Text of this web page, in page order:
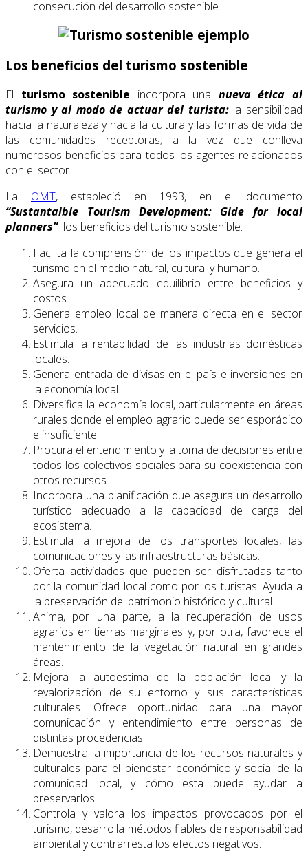
consecución del desarrollo sostenible.
Los beneficios del turismo sostenible
El turismo sostenible incorpora una nueva ética al
turismo y al modo de actuar del turista:la sensibilidad
hacia la naturaleza y hacia la cultura y las formas de vida de
las comunidades receptoras; a la vez que conlleva
numerosos beneficios para todos los agentes relacionados
con el sector.
La OMT, estableció en 1993, en el documento
“Sustantaible Tourism Development: Gide for local
planners”los beneficios del turismo sostenible:
Facilita la comprensión de los impactos que genera el
turismo en el medio natural, cultural y humano.
Asegura un adecuado equilibrio entre beneficios y
costos.
Genera empleo local de manera directa en el sector
servicios.
Estimula la rentabilidad de las industrias domésticas
locales.
Genera entrada de divisas en el país e inversiones en
la economía local.
Diversifica la economía local, particularmente en áreas
rurales donde el empleo agrario puede ser esporádico
e insuficiente.
Procura el entendimiento y la toma de decisiones entre
todos los colectivos sociales para su coexistencia con
otros recursos.
Incorpora una planificación que asegura un desarrollo
turístico adecuado a la capacidad de carga del
ecosistema.
Estimula la mejora de los transportes locales, las
comunicaciones y las infraestructuras básicas.
Oferta actividades que pueden ser disfrutadas tanto
por la comunidad local como por los turistas. Ayuda a
la preservación del patrimonio histórico y cultural.
Anima, por una parte, a la recuperación de usos
agrarios en tierras marginales y, por otra, favorece el
mantenimiento de la vegetación natural en grandes
áreas.
Mejora la autoestima de la población local y la
revalorización de su entorno y sus características
culturales. Ofrece oportunidad para una mayor
comunicación y entendimiento entre personas de
distintas procedencias.
Demuestra la importancia de los recursos naturales y
culturales para el bienestar económico y social de la
comunidad local, y cómo esta puede ayudar a
preservarlos.
Controla y valora los impactos provocados por el
turismo, desarrolla métodos fiables de responsabilidad
ambiental y contrarresta los efectos negativos.